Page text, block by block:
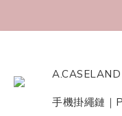
手機掛繩鏈｜